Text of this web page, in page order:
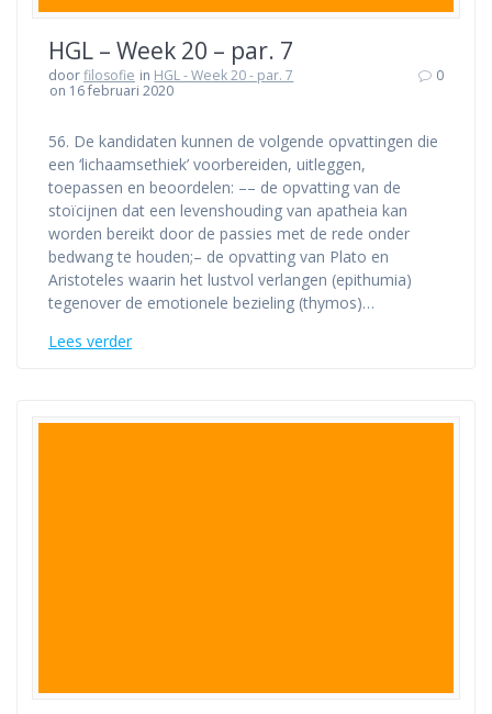
HGL – Week 20 – par. 7
doorfilosofie in HGL - Week 20 - par. 7
on 16 februari 2020
0
56. De kandidaten kunnen de volgende opvattingen die
een ‘lichaamsethiek’ voorbereiden, uitleggen,
toepassen en beoordelen: –– de opvatting van de
stoïcijnen dat een levenshouding van apatheia kan
worden bereikt door de passies met de rede onder
bedwang te houden;– de opvatting van Plato en
Aristoteles waarin het lustvol verlangen (epithumia)
tegenover de emotionele bezieling (thymos)…
Lees verder